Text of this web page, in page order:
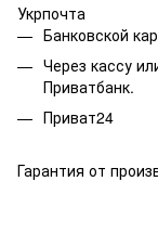
Укрпочта
Банковской
Через кассу
Приватбанк.
Приват24
Гарантия от